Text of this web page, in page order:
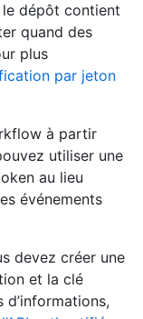
le dépôt contient
quand des
plus
par jeton
à partir
utiliser une
au lieu
événements
devez créer une
et la clé